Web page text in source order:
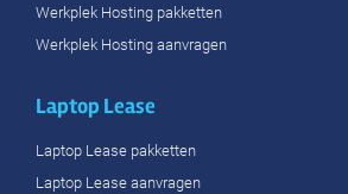
Werkplek Hosting pakketten
Werkplek Hosting aanvragen
Laptop Lease
Laptop Lease pakketten
Laptop Lease aanvragen